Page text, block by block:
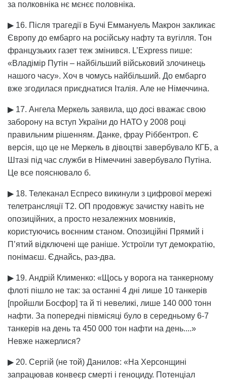
за полковніка нє мєнєє половніка.
▶ 16. Після трагедії в Бучі Еммануель Макрон закликає
Європу до ембарго на російську нафту та вугілля. Тон
французьких газет теж змінився. L’Express пише:
«Владімір Путін – найбільший військовий злочинець
нашого часу». Хоч в чомусь найбільший. До ембарго
вже згодилася приєднатися Італія. Але не Німеччина.
▶ 17. Ангела Меркель заявила, що досі вважає свою
заборону на вступ України до НАТО у 2008 році
правильним рішенням. Данке, фрау Ріббентроп. Є
версія, що це не Меркель в дівоцтві завербувало КГБ, а
Штазі під час служби в Німеччині завербувало Путіна.
Це все пояснювало б.
▶ 18. Телеканал Еспресо викинули з цифрової мережі
телетрансляції Т2. ОП продовжує зачистку навіть не
опозиційних, а просто незалежних мовників,
користуючись воєнним станом. Опозиційні Прямий і
П’ятий відключені ще раніше. Устроїли тут демократію,
понімаєш. Єднайсь, раз-два.
▶ 19. Андрій Клименко: «Щось у ворога на танкерному
флоті пішло не так: за останні 4 дні лише 10 танкерів
[пройшли Босфор] та й ті невеликі, лише 140 000 тонн
нафти. За попередні півмісяці було в середньому 6-7
танкерів на день та 450 000 тон нафти на день....»
Невже нажерлися?
▶ 20. Сергій (не той) Данилов: «На Херсонщині
запрацював конвеєр смерті і геноциду. Потенціал